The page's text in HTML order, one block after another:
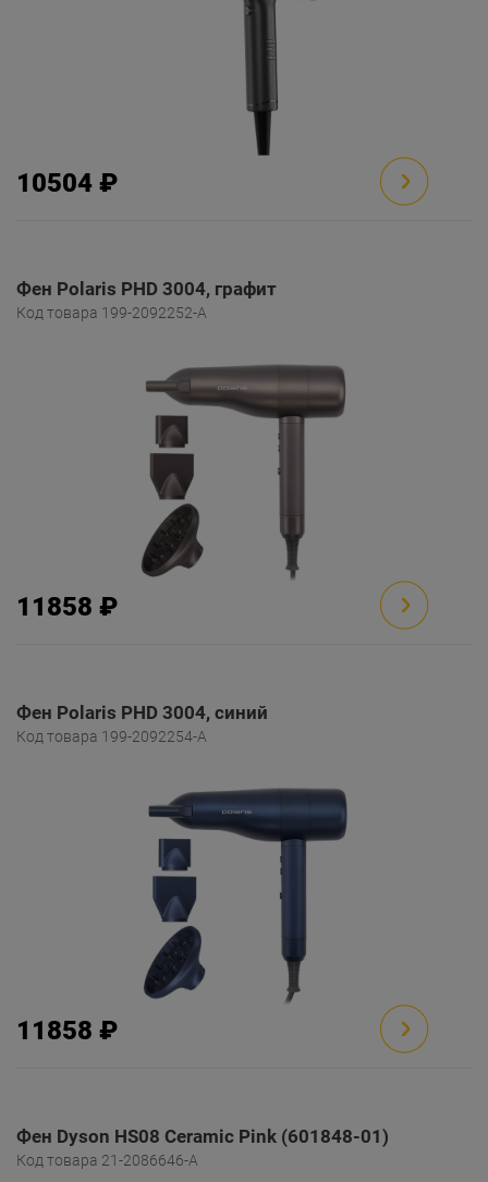
10504 ₽
Фен Polaris PHD 3004, графит
Код товара 199-2092252-A
11858 ₽
Фен Polaris PHD 3004, синий
Код товара 199-2092254-A
11858 ₽
Фен Dyson HS08 Ceramic Pink (601848-01)
Код товара 21-2086646-A